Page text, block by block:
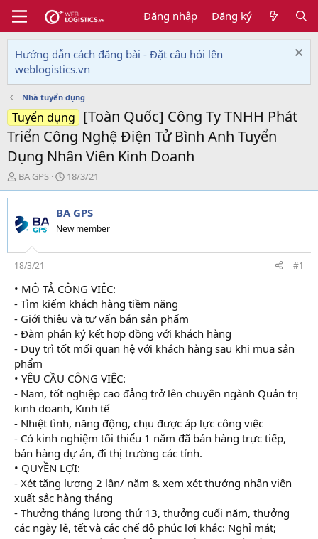
Đăng nhập Đăng ký
Hướng dẫn cách đăng bài - Đặt câu hỏi lên
weblogistics.vn
Nhà tuyển dụng
Tuyển dụng [Toàn Quốc] Công Ty TNHH Phát
Triển Công Nghệ Điện Tử Bình Anh Tuyển
Dụng Nhân Viên Kinh Doanh
T
h
r
e
a
s
t
a
t
e
BA GPS
N
g
à
y
g
i
18/3/21
BA GPS
New member
18/3/21 #1
• MÔ TẢ CÔNG VIỆC:
- Tìm kiếm khách hàng tiềm năng
- Giới thiệu và tư vấn bán sản phẩm
- Đàm phán ký kết hợp đồng với khách hàng
- Duy trì tốt mối quan hệ với khách hàng sau khi mua sản
phẩm
• YÊU CẦU CÔNG VIỆC:
- Nam, tốt nghiệp cao đẳng trở lên chuyên ngành Quản trị
kinh doanh, Kinh tế
- Nhiệt tình, năng động, chịu được áp lực công việc
- Có kinh nghiệm tối thiểu 1 năm đã bán hàng trực tiếp,
bán hàng dự án, đi thị trường các tỉnh.
• QUYỀN LỢI:
- Xét tăng lương 2 lần/ năm & xem xét thưởng nhân viên
xuất sắc hàng tháng
- Thưởng tháng lương thứ 13, thưởng cuối năm, thưởng
các ngày lễ, tết và các chế độ phúc lợi khác: Nghỉ mát;